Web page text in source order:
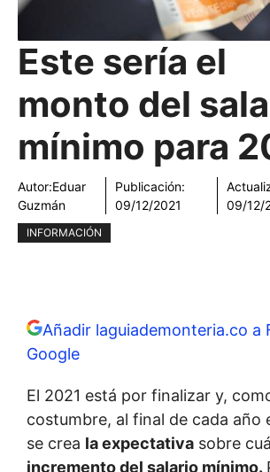
Este sería el
monto del
mínimo para
Autor:Eduar
Guzmán
Publicación:
09/12/2021
09/12/
INFORMACIÓN
Añadir laguiademonteria.co a
Google
El 2021 está por finalizar y,
costumbre, al final de cada año
se crea la expectativa sobre
incremento del salario mínimo.